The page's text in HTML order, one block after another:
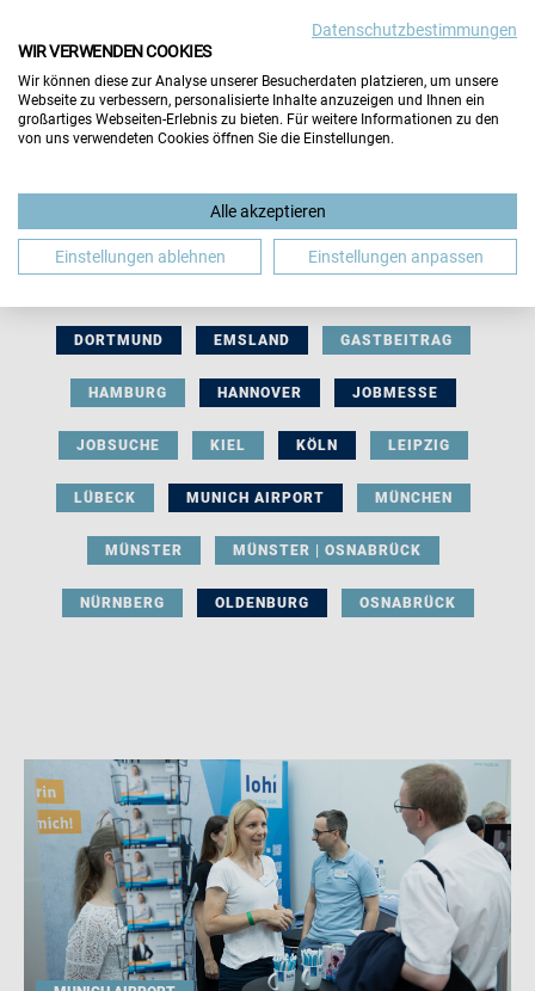
BERUFLICHE ORIENTIERUNG BEWERBUNG
DORTMUND EMSLAND GASTBEITRAG
HAMBURG HANNOVER JOBMESSE
JOBSUCHE KIEL KÖLN LEIPZIG
LÜBECK MUNICH AIRPORT MÜNCHEN
MÜNSTER MÜNSTER | OSNABRÜCK
NÜRNBERG OLDENBURG OSNABRÜCK
Datenschutzbestimmungen
WIR VERWENDEN COOKIES
Wir können diese zur Analyse unserer Besucherdaten platzieren, um unsere
Webseite zu verbessern, personalisierte Inhalte anzuzeigen und Ihnen ein
großartiges Webseiten-Erlebnis zu bieten. Für weitere Informationen zu den
von uns verwendeten Cookies öffnen Sie die Einstellungen.
Alle akzeptieren
Einstellungen ablehnen Einstellungen anpassen